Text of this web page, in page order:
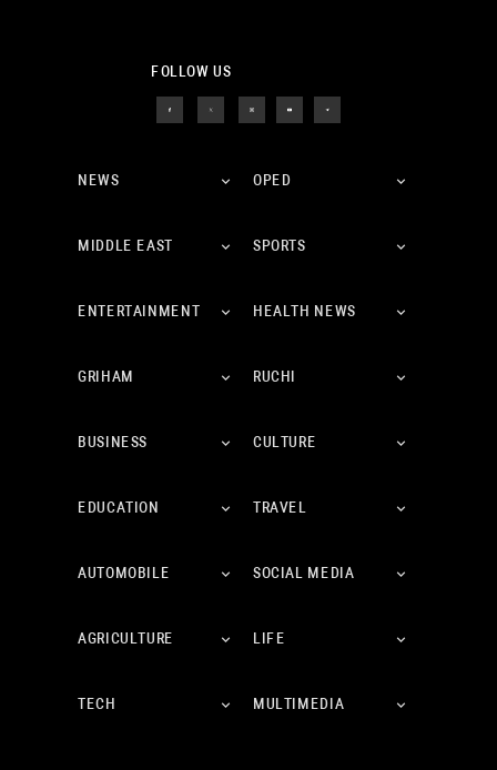
FOLLOW US
NEWS OPED
MIDDLE EAST SPORTS
ENTERTAINMENT HEALTH NEWS
GRIHAM RUCHI
BUSINESS CULTURE
EDUCATION TRAVEL
AUTOMOBILE SOCIAL MEDIA
AGRICULTURE LIFE
TECH MULTIMEDIA